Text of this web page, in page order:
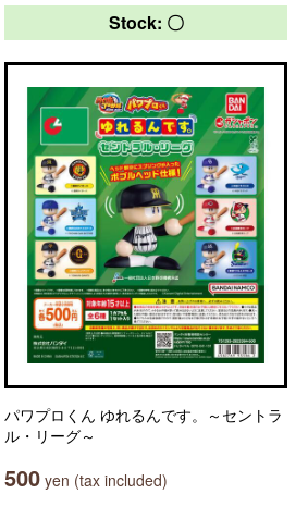
Stock: 〇
パワプロくん ゆれるんです。～セントラ
ル・リーグ～
500 yen (tax included)